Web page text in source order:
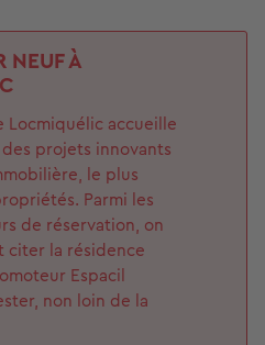
NEUF À
Locmiquélic accueille
projets innovants
le plus
Parmi les
de réservation, on
citer la résidence
Espacil
non loin de la